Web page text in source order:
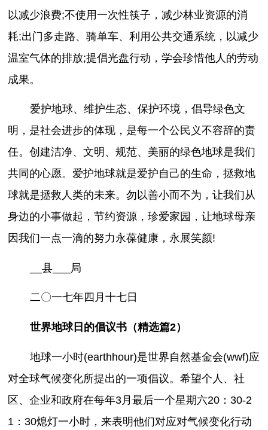
以减少浪费;不使用一次性筷子，减少林业资源的消
耗;出门多走路、骑单车、利用公共交通系统，以减少
温室气体的排放;提倡光盘行动，学会珍惜他人的劳动
成果。
爱护地球、维护生态、保护环境，倡导绿色文
明，是社会进步的体现，是每一个公民义不容辞的责
任。创建洁净、文明、规范、美丽的绿色地球是我们
共同的心愿。爱护地球就是爱护自己的生命，拯救地
球就是拯救人类的未来。勿以善小而不为，让我们从
身边的小事做起，节约资源，珍爱家园，让地球母亲
因我们一点一滴的努力永葆健康，永展笑颜!
__县___局
二〇一七年四月十七日
世界地球日的倡议书（精选篇2）
地球一小时(earthhour)是世界自然基金会(wwf)应
对全球气候变化所提出的一项倡议。希望个人、社
区、企业和政府在每年3月最后一个星期六20：30-2
1：30熄灯一小时，来表明他们对应对气候变化行动